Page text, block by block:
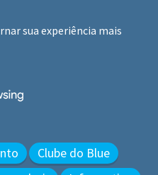
sua experiência mais
Clube do Blue